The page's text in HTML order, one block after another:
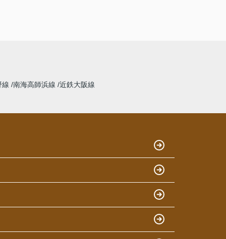
線 南海高師浜線 近鉄大阪線